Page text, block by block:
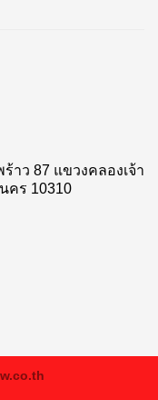
าว 87 แขวงคลองเจ้า
คร 10310